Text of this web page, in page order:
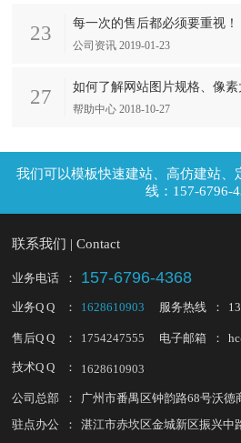
23 每一次的售后都必须要重视！
公司资讯 2019-01-23
27 如何了解网站图片规格、像素
帮助中心 2018-10-27
线：157-6796-
联系我们 | Contact
业务电话 ： 157-6796-4368
业务Q Q ： 1628610903 服务热线 ：
售后Q Q ： 1754247555 电子邮箱 ：
技术Q Q ： 1628610903
公司总部 ：
广州市番禺区钟韵路68号沃德
驻点办公
： 湛江市赤坎区金城新区振兴中